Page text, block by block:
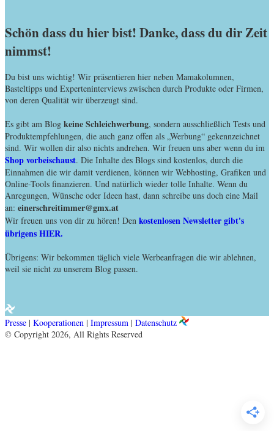
Schön dass du hier bist! Danke, dass du dir Zeit
nimmst!
Du bist uns wichtig! Wir präsentieren hier neben Mamakolumnen,
Basteltipps und Experteninterviews zwischen durch Produkte oder Firmen,
von deren Qualität wir überzeugt sind.
Es gibt am Blog keine Schleichwerbung, sondern ausschließlich Tests und
Produktempfehlungen, die auch ganz offen als „Werbung“ gekennzeichnet
sind. Wir wollen dir also nichts andrehen. Wir freuen uns aber wenn du im
Shop vorbeischaust. Die Inhalte des Blogs sind kostenlos, durch die
Einnahmen die wir damit verdienen, können wir Webhosting, Grafiken und
Online-Tools finanzieren. Und natürlich wieder tolle Inhalte. Wenn du
Anregungen, Wünsche oder Ideen hast, dann schreibe uns doch eine Mail
an: einerschreitimmer@gmx.at
Wir freuen uns von dir zu hören! Den kostenlosen Newsletter gibt's
übrigens HIER.
Übrigens: Wir bekommen täglich viele Werbeanfragen die wir ablehnen,
weil sie nicht zu unserem Blog passen.
Presse | Kooperationen | Impressum | Datenschutz
© Copyright 2026, All Rights Reserved